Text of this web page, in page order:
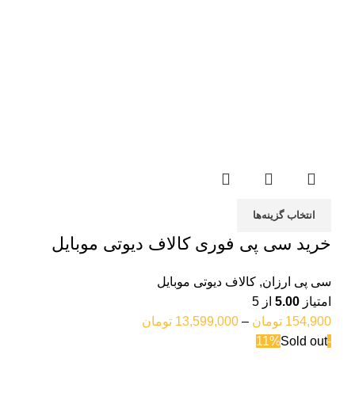
انتخاب گزینه‌ها
خرید سی پی فوری کالاف دیوتی موبایل
سی پی ارزان, کالاف دیوتی موبایل
امتیاز 5.00 از 5
154,900 تومان –
13,599,000 تومان
-11%
Sold out